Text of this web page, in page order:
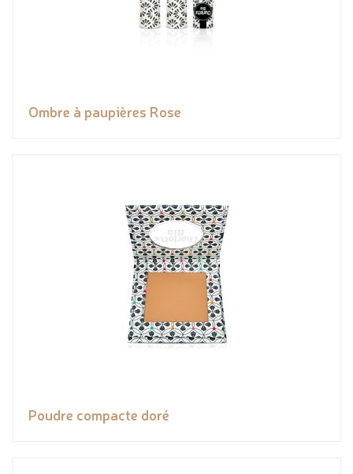
Ombre à paupières Rose
Poudre compacte doré